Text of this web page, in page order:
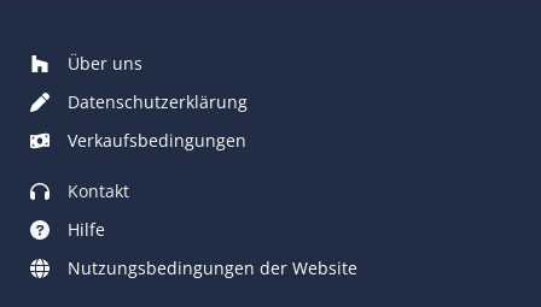
Über uns
Datenschutzerklärung
Verkaufsbedingungen
Kontakt
Hilfe
Nutzungsbedingungen der Website